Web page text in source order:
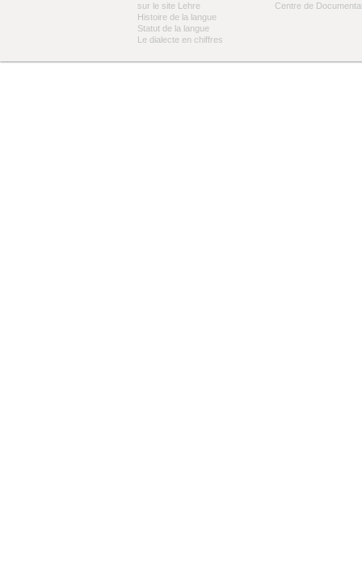
sur le site Lehre
Histoire de la langue
Statut de la langue
Le dialecte en chiffres
Centre de